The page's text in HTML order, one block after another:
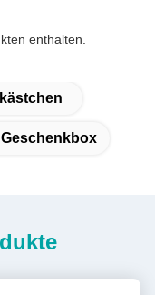
enthalten.